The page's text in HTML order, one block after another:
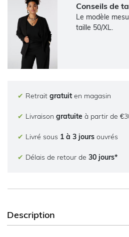
Conseils de
Le modèle
taille 50/XL.
✔ Retrait gratuit en magasin
✔ Livraison gratuite à partir de
✔ Livré sous 1 à 3 jours ouvrés
✔ Délais de retour de 30 jours*
Description